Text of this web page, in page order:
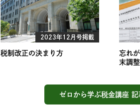
2023年12月号掲載
税制改正の決まり方
忘れ
末調整
ゼロから学ぶ税金講座 記